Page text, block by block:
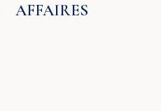
AFFAIRES